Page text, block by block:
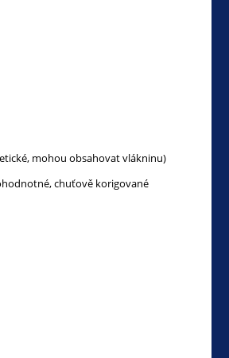
mohou obsahovat vlákninu)
chuťově korigované